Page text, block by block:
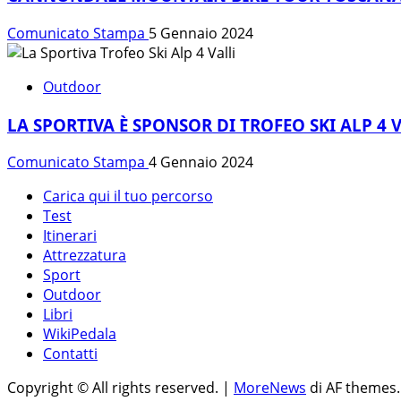
Comunicato Stampa 5 Gennaio 2024
Outdoor
LA SPORTIVA È SPONSOR DI TROFEO SKI ALP 4
Comunicato Stampa 4 Gennaio 2024
Carica qui il tuo percorso
Test
Itinerari
Attrezzatura
Sport
Outdoor
Libri
WikiPedala
Contatti
Copyright © All rights reserved. | MoreNews di AF themes.